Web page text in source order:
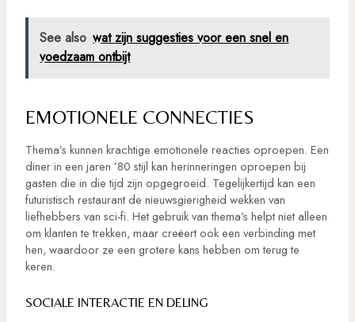
See also wat zijn suggesties voor een snel en
voedzaam ontbijt
EMOTIONELE CONNECTIES
Thema’s kunnen krachtige emotionele reacties oproepen. Een
diner in een jaren ’80 stijl kan herinneringen oproepen bij
gasten die in die tijd zijn opgegroeid. Tegelijkertijd kan een
futuristisch restaurant de nieuwsgierigheid wekken van
liefhebbers van sci-fi. Het gebruik van thema’s helpt niet alleen
om klanten te trekken, maar creëert ook een verbinding met
hen, waardoor ze een grotere kans hebben om terug te
keren.
SOCIALE INTERACTIE EN DELING